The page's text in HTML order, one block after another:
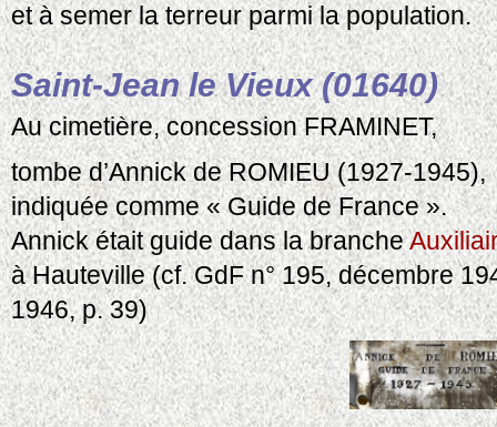
et à semer la terreur parmi la population.
Saint-Jean le Vieux (01640)
Au cimetière, concession FRAMINET,
tombe d’Annick de ROMIEU (1927-1945),
indiquée comme « Guide de France ».
Annick était guide dans la branche
à Hauteville (cf. GdF n° 195, décembre
1946, p. 39)